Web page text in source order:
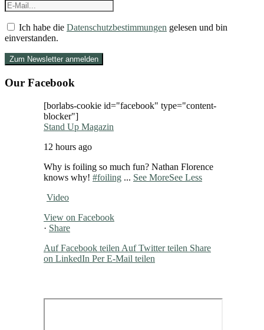
Ich habe die Datenschutzbestimmungen gelesen und bin
einverstanden.
Our Facebook
[borlabs-cookie id="facebook" type="content-
blocker"]
Stand Up Magazin
12 hours ago
Why is foiling so much fun? Nathan Florence
knows why! #foiling ... See MoreSee Less
Video
View on Facebook
· Share
Auf Facebook teilen Auf Twitter teilen Share
on LinkedIn Per E-Mail teilen